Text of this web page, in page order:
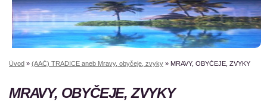
Úvod » (AAČ) TRADICE aneb Mravy, obyčeje, zvyky » MRAVY, OBYČEJE, ZVYKY
MRAVY, OBYČEJE, ZVYKY